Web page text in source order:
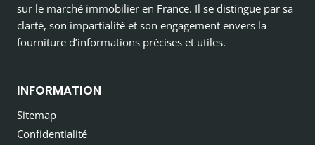
sur le marché immobilier en France. Il se distingue par sa
clarté, son impartialité et son engagement envers la
fourniture d’informations précises et utiles.
INFORMATION
Sitemap
Confidentialité